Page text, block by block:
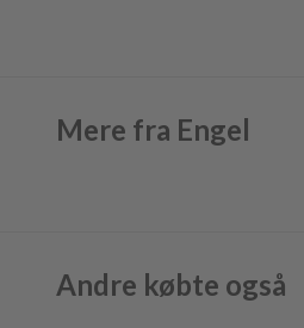
Mere fra Engel
Andre købte også